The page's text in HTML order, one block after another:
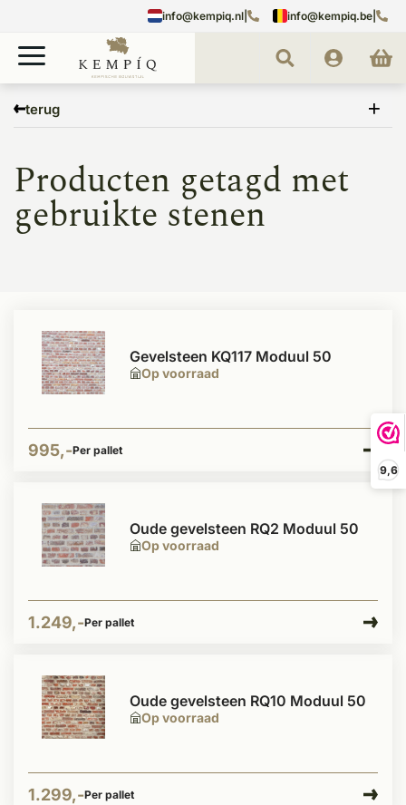
9,6
info@kempiq.nl info@kempiq.be
terug
gebruikte stenen
Producten getagd met
gebruikte stenen
Op voorraad
Gevelsteen KQ117 Moduul 50
995,-Per pallet
Op voorraad
Oude gevelsteen RQ2 Moduul 50
1.249,-Per pallet
Op voorraad
Oude gevelsteen RQ10 Moduul 50
1.299,-Per pallet